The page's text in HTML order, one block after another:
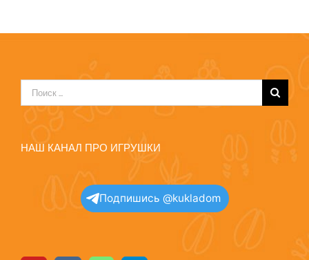
Результат
поиска:
НАШ КАНАЛ ПРО ИГРУШКИ
Подпишись @kukladom